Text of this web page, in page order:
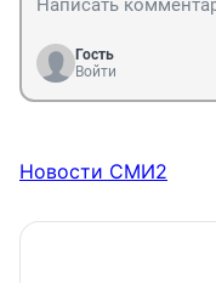
Гость
Войти
Новости СМИ2